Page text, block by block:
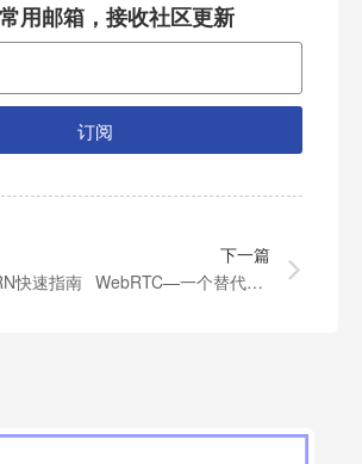
用邮箱，接收社区更新
订阅
快速指南
下一篇
WebRTC—一个替代Flash的全新视频聊天解决方案